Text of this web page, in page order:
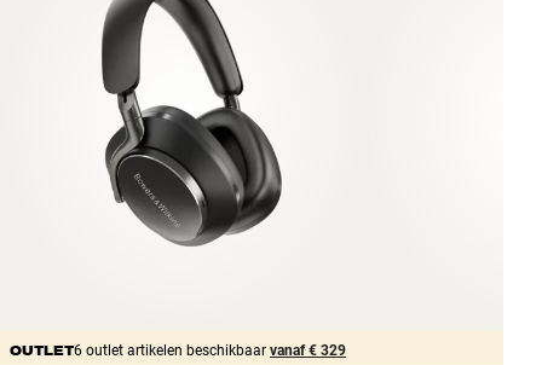
INSPIRATIE
MERKEN
NIEUW
AANBIEDINGEN
Klantenservice
OUTLET6 outlet artikelen beschikbaar vanaf € 329